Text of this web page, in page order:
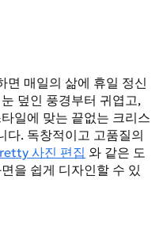
면 매일의 삶에 휴일 정신
덮인 풍경부터 귀엽고,
일에 맞는 끝없는 크리스
다. 독창적이고 고품질의
사진 편집 와 같은 도
을 쉽게 디자인할 수 있